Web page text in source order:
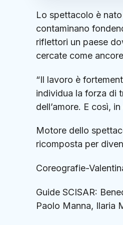
Lo spettacolo è
contaminano
riflettori un paese
cercate come
“Il lavoro è
individua la forza di
dell’amore. E così,
Motore dello
ricomposta per
Coreografie-
Guide SCISAR:
Paolo Manna, Ilaria